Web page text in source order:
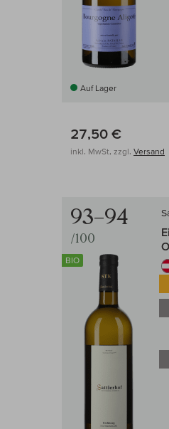
Auf Lager
27,50 €
inkl. MwSt, zzgl. Versand
93–94
/100
BIO